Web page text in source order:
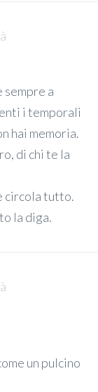
sempre a
i temporali
hai memoria.
di chi te la
circola tutto.
la diga.
un pulcino